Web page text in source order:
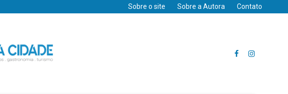
Sobre o site Sobre a Autora Contato